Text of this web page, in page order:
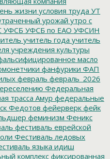
жизни условия труда УТ
урожай утро с
УФСБ УФСБ по ЕАО УФСИН
учитель года учитель
учреждения культуры
масло
фанфурики ФАП
февраль февраль_2026
Федеральная
трасса Амур федеральные
Федотов фейерверк фейк
феминизм Феникс
фестиваль еврейской
Фестиваль ледовых
языка идиш
комплекс фиксированная